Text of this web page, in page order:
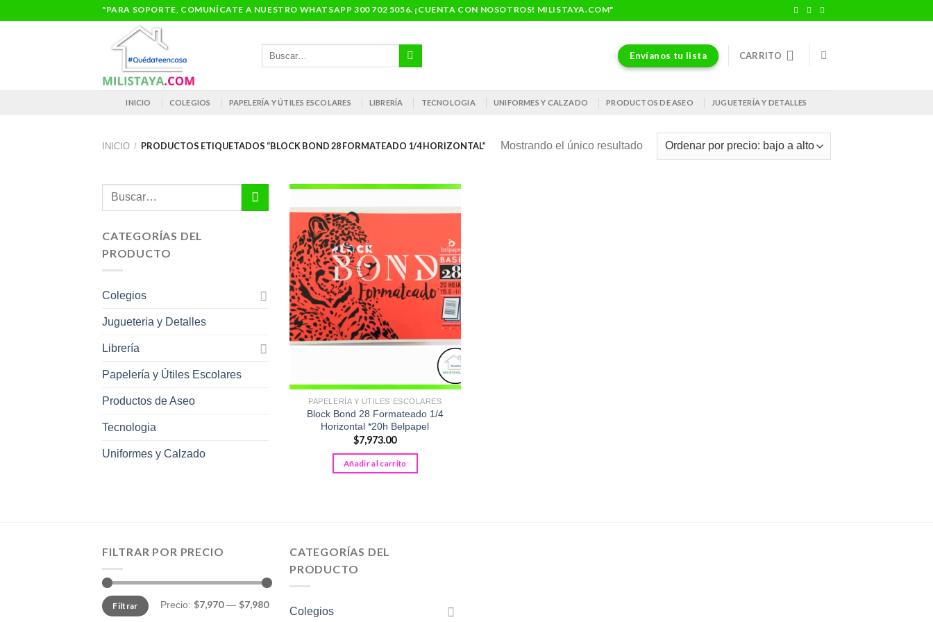
"PARA SOPORTE, COMUNÍCATE A NUESTRO WHATSAPP 300 702 5056. ¡CUENTA CON NOSOTROS! MILISTAYA.COM"
Buscar
Envíanos tu lista CARRITO
INICIO COLEGIOS PAPELERÍA Y ÚTILES ESCOLARES LIBRERÍA TECNOLOGIA UNIFORMES Y CALZADO PRODUCTOS DE ASEO JUGUETERÍA Y DETALLES
INICIO / PRODUCTOS ETIQUETADOS “BLOCK BOND 28 FORMATEADO 1/4 HORIZONTAL” Mostrando el único resultado
Buscar
CATEGORÍAS DEL
PRODUCTO
Colegios
Jugueteria y Detalles
Librería
Papelería y Útiles Escolares
Productos de Aseo
Tecnologia
Uniformes y Calzado
PAPELERÍA Y ÚTILES ESCOLARES
Block Bond 28 Formateado 1/4
Horizontal *20h Belpapel
$7,973.00
Añadir al carrito
FILTRAR POR PRECIO
Precio
mínimo
Precio
máximo
Filtrar Precio: $7,970— $7,980
CATEGORÍAS DEL
PRODUCTO
Colegios